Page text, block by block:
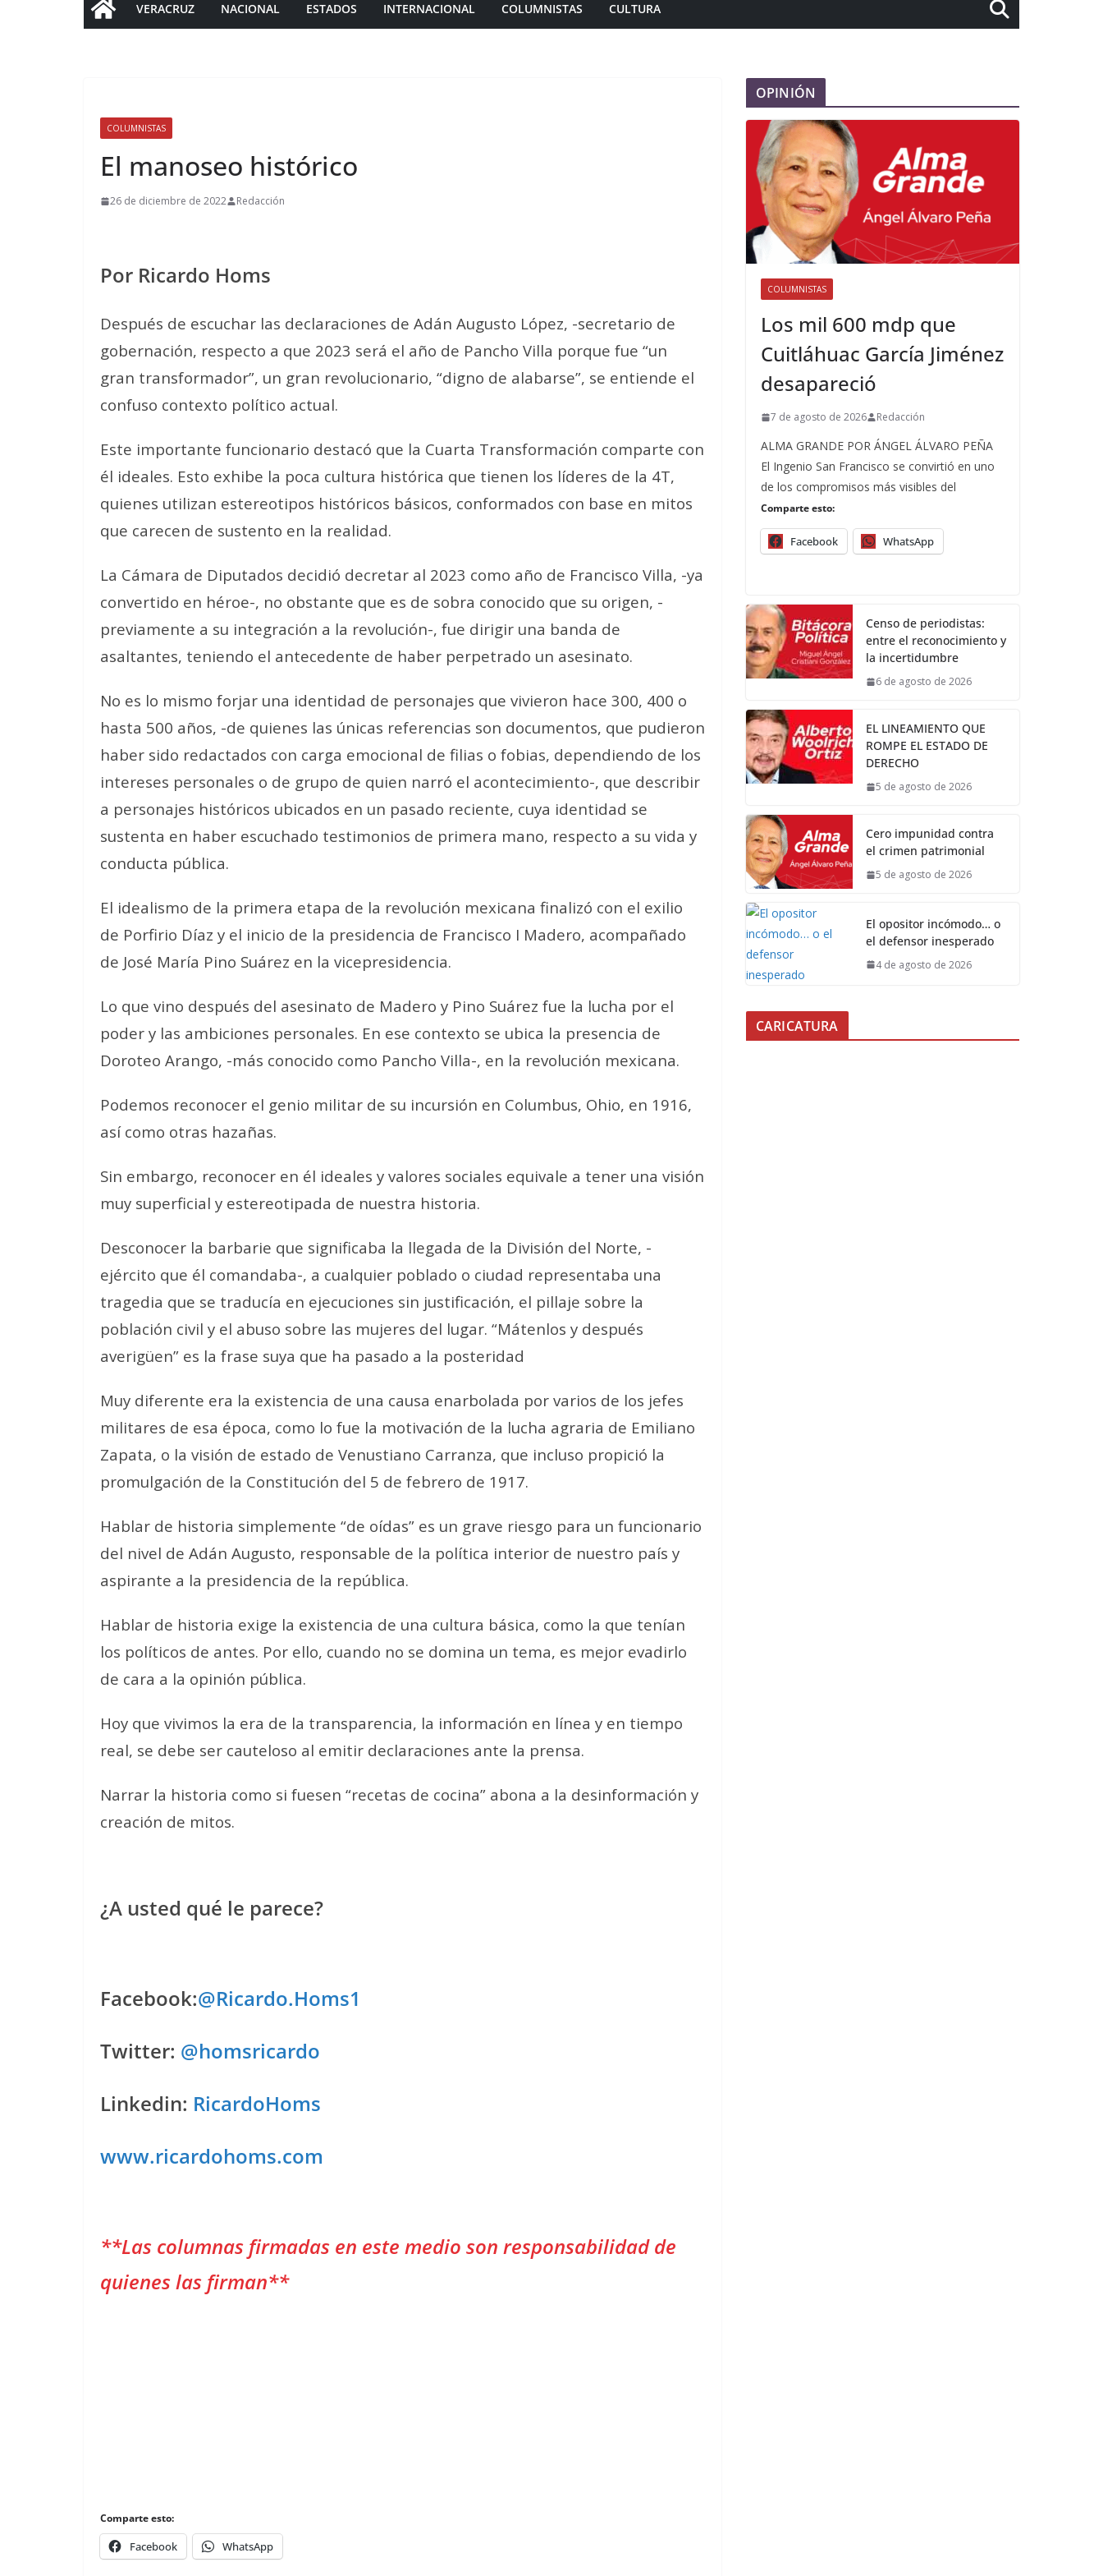
VERACRUZ NACIONAL ESTADOS INTERNACIONAL COLUMNISTAS CULTURA
COLUMNISTAS
El manoseo histórico
26 de diciembre de 2022 Redacción
Por Ricardo Homs
Después de escuchar las declaraciones de Adán Augusto López, -secretario de
gobernación, respecto a que 2023 será el año de Pancho Villa porque fue “un
gran transformador”, un gran revolucionario, “digno de alabarse”, se entiende el
confuso contexto político actual.
Este importante funcionario destacó que la Cuarta Transformación comparte con
él ideales. Esto exhibe la poca cultura histórica que tienen los líderes de la 4T,
quienes utilizan estereotipos históricos básicos, conformados con base en mitos
que carecen de sustento en la realidad.
La Cámara de Diputados decidió decretar al 2023 como año de Francisco Villa, -ya
convertido en héroe-, no obstante que es de sobra conocido que su origen, -
previamente a su integración a la revolución-, fue dirigir una banda de
asaltantes, teniendo el antecedente de haber perpetrado un asesinato.
No es lo mismo forjar una identidad de personajes que vivieron hace 300, 400 o
hasta 500 años, -de quienes las únicas referencias son documentos, que pudieron
haber sido redactados con carga emocional de filias o fobias, dependiendo de los
intereses personales o de grupo de quien narró el acontecimiento-, que describir
a personajes históricos ubicados en un pasado reciente, cuya identidad se
sustenta en haber escuchado testimonios de primera mano, respecto a su vida y
conducta pública.
El idealismo de la primera etapa de la revolución mexicana finalizó con el exilio
de Porfirio Díaz y el inicio de la presidencia de Francisco I Madero, acompañado
de José María Pino Suárez en la vicepresidencia.
Lo que vino después del asesinato de Madero y Pino Suárez fue la lucha por el
poder y las ambiciones personales. En ese contexto se ubica la presencia de
Doroteo Arango, -más conocido como Pancho Villa-, en la revolución mexicana.
Podemos reconocer el genio militar de su incursión en Columbus, Ohio, en 1916,
así como otras hazañas.
Sin embargo, reconocer en él ideales y valores sociales equivale a tener una visión
muy superficial y estereotipada de nuestra historia.
Desconocer la barbarie que significaba la llegada de la División del Norte, -
ejército que él comandaba-, a cualquier poblado o ciudad representaba una
tragedia que se traducía en ejecuciones sin justificación, el pillaje sobre la
población civil y el abuso sobre las mujeres del lugar. “Mátenlos y después
averigüen” es la frase suya que ha pasado a la posteridad
Muy diferente era la existencia de una causa enarbolada por varios de los jefes
militares de esa época, como lo fue la motivación de la lucha agraria de Emiliano
Zapata, o la visión de estado de Venustiano Carranza, que incluso propició la
promulgación de la Constitución del 5 de febrero de 1917.
Hablar de historia simplemente “de oídas” es un grave riesgo para un funcionario
del nivel de Adán Augusto, responsable de la política interior de nuestro país y
aspirante a la presidencia de la república.
Hablar de historia exige la existencia de una cultura básica, como la que tenían
los políticos de antes. Por ello, cuando no se domina un tema, es mejor evadirlo
de cara a la opinión pública.
Hoy que vivimos la era de la transparencia, la información en línea y en tiempo
real, se debe ser cauteloso al emitir declaraciones ante la prensa.
Narrar la historia como si fuesen “recetas de cocina” abona a la desinformación y
creación de mitos.
¿A usted qué le parece?
Facebook:@Ricardo.Homs1
Twitter: @homsricardo
Linkedin: RicardoHoms
www.ricardohoms.com
**Las columnas firmadas en este medio son responsabilidad de
quienes las firman**
Comparte esto:
Facebook WhatsApp
OPINIÓN
COLUMNISTAS
Los mil 600 mdp que
Cuitláhuac García Jiménez
desapareció
7 de agosto de 2026 Redacción
ALMA GRANDE POR ÁNGEL ÁLVARO PEÑA
El Ingenio San Francisco se convirtió en uno
de los compromisos más visibles del
Comparte esto:
Facebook WhatsApp
Censo de periodistas:
entre el reconocimiento y
la incertidumbre
6 de agosto de 2026
EL LINEAMIENTO QUE
ROMPE EL ESTADO DE
DERECHO
5 de agosto de 2026
Cero impunidad contra
el crimen patrimonial
5 de agosto de 2026
El opositor incómodo… o
el defensor inesperado
4 de agosto de 2026
CARICATURA